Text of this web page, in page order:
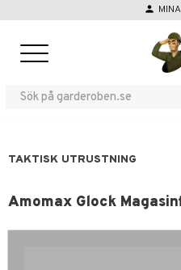
person
TAKTISK UTRUSTNING
Amomax Glock